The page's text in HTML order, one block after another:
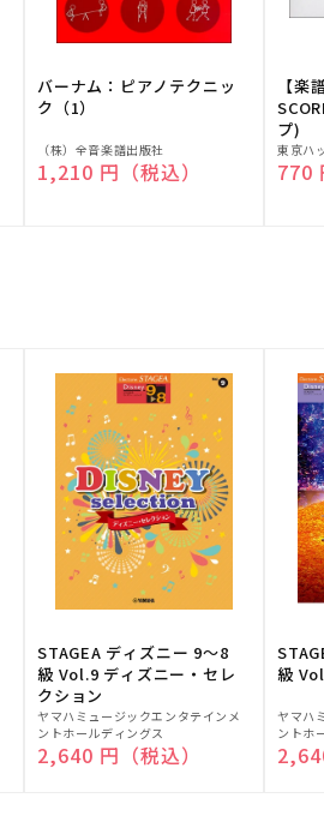
バーナム：ピアノテクニッ
ク（1）
販
売
（株）全音楽譜出版社
通常価格
1,210 円（税込）
【楽
プ)
販
売
東京ハ
通常
770
STAGEA ディズニー 9～8
級 Vol.9 ディズニー・セレ
クション
販
売
元:
ヤマハミュージックエンタテインメ
ントホールディングス
通常価格
2,640 円（税込）
級
販
売
元:
ヤマハ
ントホ
通常